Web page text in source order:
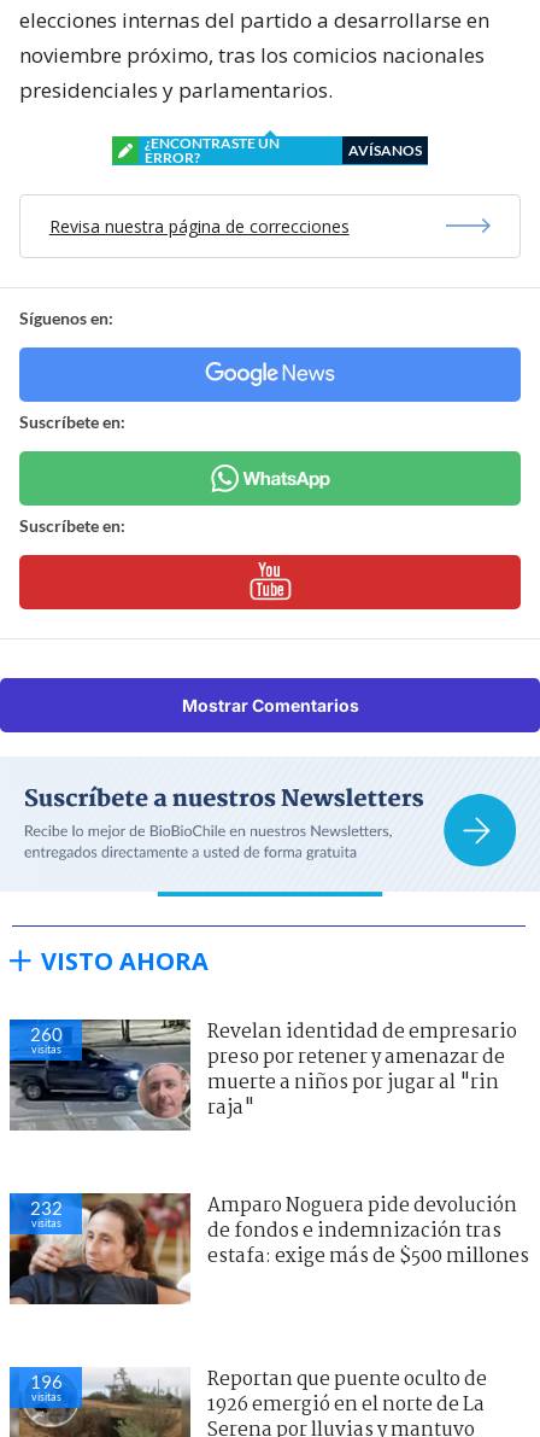
elecciones internas del partido a desarrollarse en
noviembre próximo, tras los comicios nacionales
presidenciales y parlamentarios.
¿ENCONTRASTE UN
ERROR?
AVÍSANOS
Revisa nuestra página de correcciones
Síguenos en:
Suscríbete en:
Suscríbete en:
Mostrar Comentarios
VISTO AHORA
260
visitas
Revelan identidad de empresario
preso por retener y amenazar de
muerte a niños por jugar al "rin
raja"
232
visitas
Amparo Noguera pide devolución
de fondos e indemnización tras
estafa: exige más de $500 millones
196
visitas
Reportan que puente oculto de
1926 emergió en el norte de La
Serena por lluvias y mantuvo